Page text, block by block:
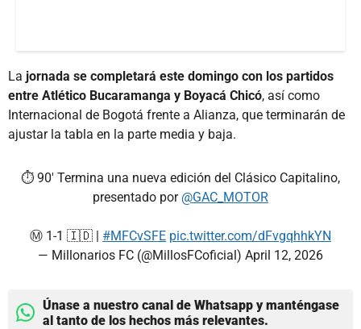
La jornada se completará este domingo con los partidos
entre Atlético Bucaramanga y Boyacá Chicó, así como
Internacional de Bogotá frente a Alianza, que terminarán de
ajustar la tabla en la parte media y baja.
⏱ 90' Termina una nueva edición del Clásico Capitalino,
presentado por @GAC_MOTOR
Ⓜ️ 1-1 🇮🇩 | #MFCvSFE pic.twitter.com/dFvgqhhkYN
— Millonarios FC (@MillosFCoficial) April 12, 2026
Únase a nuestro canal de Whatsapp y manténgase
al tanto de los hechos más relevantes.